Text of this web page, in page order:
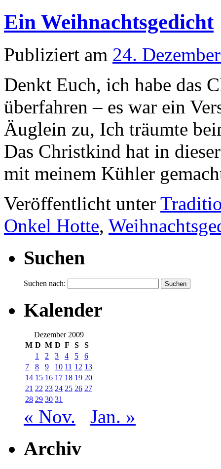
Ein Weihnachtsgedicht
Publiziert am 24.
Denkt Euch, ich habe das
überfahren – es war ein
Äuglein zu, Ich träumte
Das Christkind hat in
mit meinem Kühler
Veröffentlicht unter
Onkel Hotte,
Suchen
Suchen nach:
Kalender
Dezember 2009
M D M D F S
S
1
2 3 4 5
6
7
8 9 10 11 12 13
14 15 16 17 18 19 20
21 22 23 24 25 26 27
28 29 30 31
« Nov. Jan. »
Archiv